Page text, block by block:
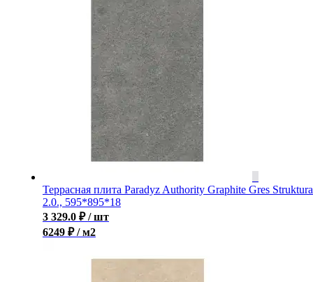
Террасная плита Paradyz Authority Graphite Gres Struktura
2.0., 595*895*18
3 329.0 ₽ / шт
6249 ₽ / м2